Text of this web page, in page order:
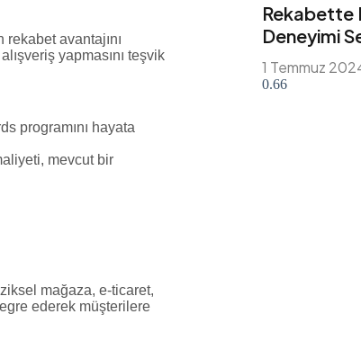
avantajını
yapmasını teşvik
programını hayata
mevcut bir
mağaza, e-ticaret,
ederek müşterilere
Rekabette
Deneyimi
1 Temmuz